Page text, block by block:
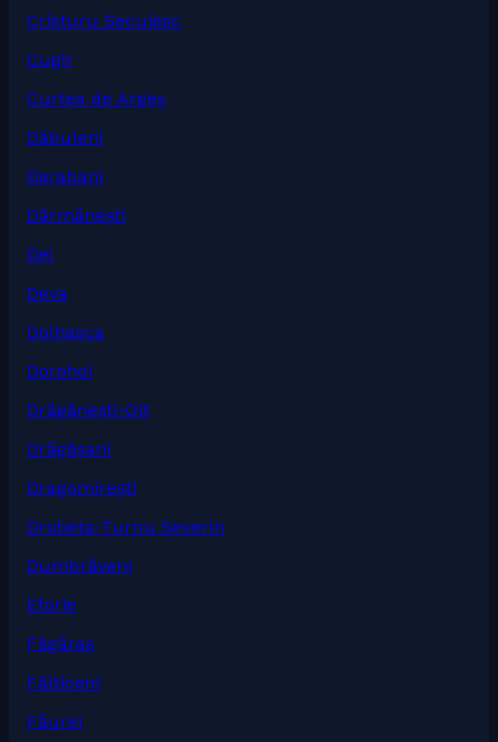
Cristuru Secuiesc
Cugir
Curtea de Argeș
Dăbuleni
Darabani
Dărmănești
Dej
Deva
Dolhasca
Dorohoi
Drăgănești-Olt
Drăgășani
Dragomirești
Drobeta-Turnu Severin
Dumbrăveni
Eforie
Făgăraș
Fălticeni
Făurei